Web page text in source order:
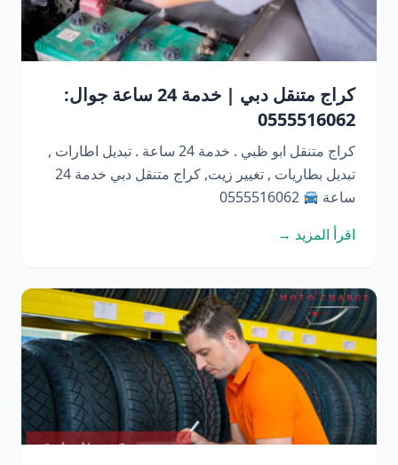
كراج متنقل دبي | خدمة 24 ساعة جوال:
0555516062
كراج متنقل ابو ظبي . خدمة 24 ساعة . تبديل اطارات ,
تبديل بطاريات , تغيير زيت, كراج متنقل دبي خدمة 24
ساعة
0555516062
اقرأ المزيد →